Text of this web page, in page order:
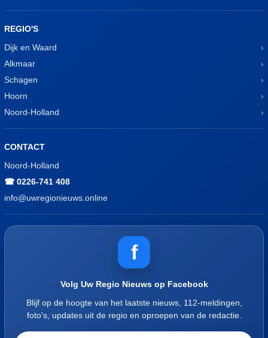
REGIO'S
Dijk en Waard
Alkmaar
Schagen
Hoorn
Noord-Holland
CONTACT
Noord-Holland
☎ 0226-741 408
info@uwregionieuws.online
f
Volg Uw Regio Nieuws op Facebook
Blijf op de hoogte van het laatste nieuws, 112-meldingen,
foto's, updates uit de regio en oproepen van de redactie.